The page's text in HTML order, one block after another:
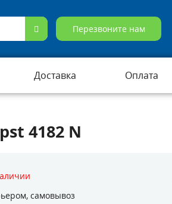
Перезвоните нам
Доставка Оплата
4182 N
самовывоз